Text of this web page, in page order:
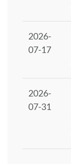
2026-
07-17
2026-
07-31